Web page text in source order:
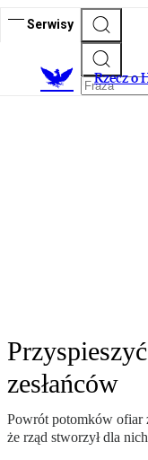
Serwisy
Rzecz o
zesłańców
Powrót potomków ofiar
że rząd stworzył dla